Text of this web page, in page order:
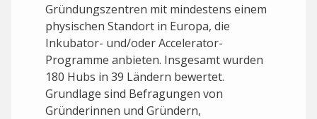
Gründungszentren mit mindestens einem
physischen Standort in Europa, die
Inkubator- und/oder Accelerator-
Programme anbieten. Insgesamt wurden
180 Hubs in 39 Ländern bewertet.
Grundlage sind Befragungen von
Gründerinnen und Gründern,